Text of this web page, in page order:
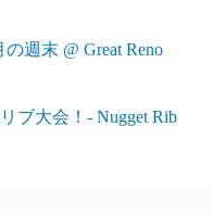
週末 @ Great Reno
ブ大会！- Nugget Rib